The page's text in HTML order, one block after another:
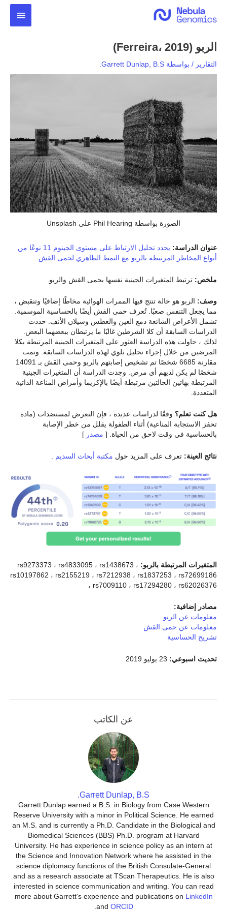
المحتوى
الربو (Ferreira، 2019)
التقارير / بواسطة Garrett Dunlap, B.S.
الصورة بواسطة Phil Hearing على Unsplash
عنوان الدراسة:
يحدد تحليل الارتباط على مستوى الجينوم 11 نوعًا من
أنواع المخاطر المرتبطة بالربو مع النمط الظاهري لحمى القش
ملخص: ترتبط المتغيرات الجينية نفسها بحمى القش والربو.
وصف: الربو هو حالة تنتج فيها الممرات الهوائية مخاطًا إضافيًا وتنقبض ،
مما يجعل التنفس صعبًا. تُعرف حمى القش أيضًا بالحساسية الموسمية.
تشمل الأعراض الشائعة دمع العين والعطس وسيلان الأنف. حددت
الدراسات السابقة أن كلا الشرطين غالبًا ما يرتبطان ببعضهما البعض.
لذلك ، حاولت هذه الدراسة العثور على المتغيرات الجينية المرتبطة بكلا
المرضين من خلال إجراء تحليل تلوي لهذه الدراسات السابقة. وتمت
مقارنة 6685 شخصًا تم تشخيص إصابتهم بالربو وحمى القش بـ 14091
شخصًا لم يكن لديهم أي مرض. وجدت الدراسة أن المتغيرات الجينية
المرتبطة بهاتين الحالتين مرتبطة أيضًا بالإكزيما وأمراض المناعة الذاتية
المتعددة.
هل كنت تعلم؟ وفقًا لدراسات عديدة ، فإن التعرض لمستضدات (مادة
تحفز الاستجابة المناعية) أثناء الطفولة يقلل من خطر الإصابة
بالحساسية في وقت لاحق من الحياة. [ مصدر ]
نتائج العينة: تعرف على المزيد حول مكتبة أبحاث السديم
المتغيرات المرتبطة بالربو: rs9273373 ، rs4833095 ، rs1438673 ،
rs10197862 ، rs2155219 ، rs7212938 ، rs1837253 ، rs72699186
، rs7009110 ، rs17294280 ، rs62026376
مصادر إضافية:
معلومات عن الربو
معلومات عن حمى القش
تشريح الحساسية
تحديث اسبوعي:
عن الكاتب
Garrett Dunlap, B.S.
Garrett Dunlap earned a B.S. in Biology from Case Western
Reserve University with a minor in Political Science. He earned
an M.S. and is currently a Ph.D. Candidate in the Biological and
Biomedical Sciences (BBS) Ph.D. program at Harvard
University. He has experience in science policy as an intern at
the Science and Innovation Network where he assisted in the
science diplomacy functions of the British Consulate-General
and as a research associate at TScan Therapeutics. He is also
interested in science communication and writing. You can read
more about Garrett's experience and publications on LinkedIn
and ORCID